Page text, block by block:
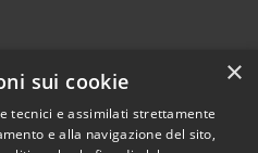
×
sui cookie
tecnici e assimilati strettamente
e alla navigazione del sito,